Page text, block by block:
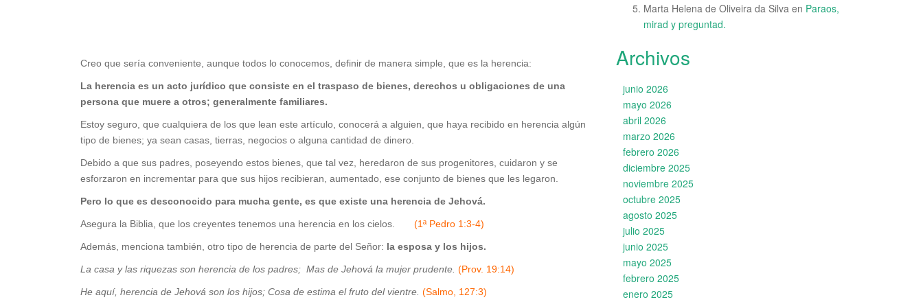
Creo que sería conveniente, aunque todos lo conocemos, definir de manera simple, que es la herencia:
La herencia es un acto jurídico que consiste en el traspaso de bienes, derechos u obligaciones de una
persona que muere a otros; generalmente familiares.
Estoy seguro, que cualquiera de los que lean este artículo, conocerá a alguien, que haya recibido en herencia algún
tipo de bienes; ya sean casas, tierras, negocios o alguna cantidad de dinero.
Debido a que sus padres, poseyendo estos bienes, que tal vez, heredaron de sus progenitores, cuidaron y se
esforzaron en incrementar para que sus hijos recibieran, aumentado, ese conjunto de bienes que les legaron.
Pero lo que es desconocido para mucha gente, es que existe una herencia de Jehová.
Asegura la Biblia, que los creyentes tenemos una herencia en los cielos. (1ª Pedro 1:3-4)
Además, menciona también, otro tipo de herencia de parte del Señor: la esposa y los hijos.
La casa y las riquezas son herencia de los padres; Mas de Jehová la mujer prudente. (Prov. 19:14)
He aquí, herencia de Jehová son los hijos; Cosa de estima el fruto del vientre. (Salmo, 127:3)
Marta Helena de Oliveira da Silva en Paraos,
mirad y preguntad.
Archivos
junio 2026
mayo 2026
abril 2026
marzo 2026
febrero 2026
diciembre 2025
noviembre 2025
octubre 2025
agosto 2025
julio 2025
junio 2025
mayo 2025
febrero 2025
enero 2025